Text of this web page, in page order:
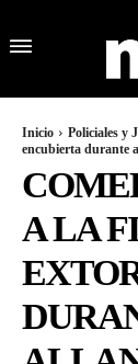
Inicio Policiales y
encubierta durante
A LA